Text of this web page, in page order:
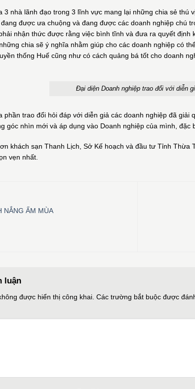
3 nhà lãnh đạo trong 3 lĩnh vực mang lại những chia sẻ thú
được ưa chuộng và đang được các doanh nghiệp chú
nhận thức được rằng việc bình tĩnh và đưa ra quyết định
chia sẽ ý nghĩa nhằm giúp cho các doanh nghiệp có
thống Huế cũng như có cách quảng bá tốt cho doanh
Đại diện Doanh nghiệp trao đổi với diễn
phần trao đổi hỏi đáp với diễn giả các doanh nghiệp đã giải
góc nhìn mới và áp dụng vào Doanh nghiệp của mình, đặc
khách sạn Thanh Lịch, Sở Kế hoạch và đầu tư Tỉnh
vẹn nhất.
NẮNG ẤM MÙA
luận
được hiển thị công khai. Các trường bắt buộc được